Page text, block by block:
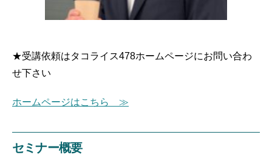
各
種
座
開
催
★受講依頼はタコライス478ホームページにお問い合わ
せ下さい
ホームページはこちら ≫
セミナー概要